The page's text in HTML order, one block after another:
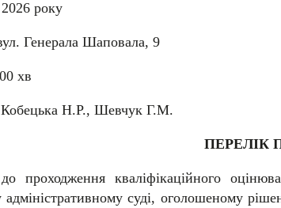
року
Генерала Шаповала, 9
хв
Н.Р., Шевчук Г.М.
ПЕРЕЛІК
проходження кваліфікаційного
суді, оголошеному